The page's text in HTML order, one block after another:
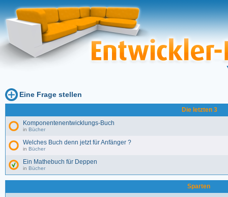
Eine Frage stellen
Die letzten 3
Komponentenentwicklungs-Buch
in Bücher
Welches Buch denn jetzt für Anfänger ?
in Bücher
Ein Mathebuch für Deppen
in Bücher
Sparten